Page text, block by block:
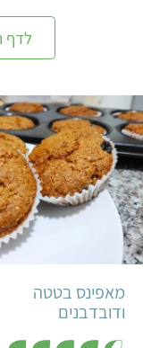
לדף
קל 12 מאפינס
מאפינס בטטה
ודובדבנים